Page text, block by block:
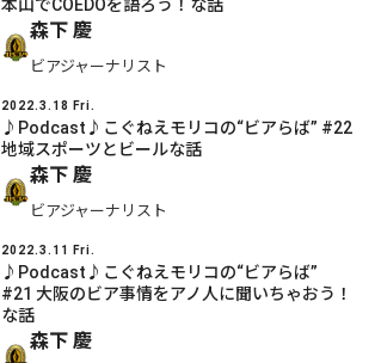
本山でCOEDOを語ろう！な話
森下 慶
ビアジャーナリスト
2022.3.18 Fri.
♪Podcast♪こぐねえモリコの“ビアらば” #22
地域スポーツとビールな話
森下 慶
ビアジャーナリスト
2022.3.11 Fri.
♪Podcast♪こぐねえモリコの“ビアらば”
#21 大阪のビア事情をアノ人に聞いちゃおう！
な話
森下 慶